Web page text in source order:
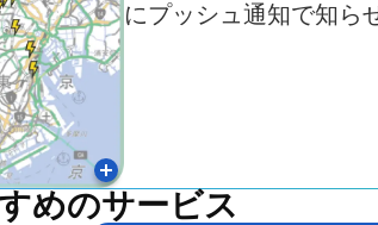
にプッシュ通知で知ら
めのサービス